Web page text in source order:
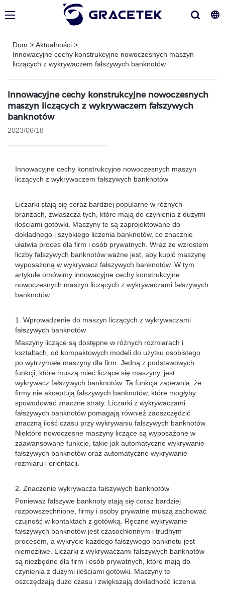
Dom > Aktualności >
Innowacyjne cechy konstrukcyjne nowoczesnych maszyn
liczących z wykrywaczem fałszywych banknotów
Innowacyjne cechy konstrukcyjne nowoczesnych
maszyn liczących z wykrywaczem fałszywych
banknotów
2023/06/18
Innowacyjne cechy konstrukcyjne nowoczesnych maszyn
liczących z wykrywaczem fałszywych banknotów
Liczarki stają się coraz bardziej popularne w różnych
branżach, zwłaszcza tych, które mają do czynienia z dużymi
ilościami gotówki. Maszyny te są zaprojektowane do
dokładnego i szybkiego liczenia banknotów, co znacznie
ułatwia proces dla firm i osób prywatnych. Wraz ze wzrostem
liczby fałszywych banknotów ważne jest, aby kupić maszynę
wyposażoną w wykrywacz fałszywych banknotów. W tym
artykule omówimy innowacyjne cechy konstrukcyjne
nowoczesnych maszyn liczących z wykrywaczami fałszywych
banknotów.
1. Wprowadzenie do maszyn liczących z wykrywaczami
fałszywych banknotów
Maszyny liczące są dostępne w różnych rozmiarach i
kształtach, od kompaktowych modeli do użytku osobistego
po wytrzymałe maszyny dla firm. Jedną z podstawowych
funkcji, które muszą mieć liczące się maszyny, jest
wykrywacz fałszywych banknotów. Ta funkcja zapewnia, że ​​
firmy nie akceptują fałszywych banknotów, które mogłyby
spowodować znaczne straty. Liczarki z wykrywaczami
fałszywych banknotów pomagają również zaoszczędzić
znaczną ilość czasu przy wykrywaniu fałszywych banknotów.
Niektóre nowoczesne maszyny liczące są wyposażone w
zaawansowane funkcje, takie jak automatyczne wykrywanie
fałszywych banknotów oraz automatyczne wykrywanie
rozmiaru i orientacji.
2. Znaczenie wykrywacza fałszywych banknotów
Ponieważ fałszywe banknoty stają się coraz bardziej
rozpowszechnione, firmy i osoby prywatne muszą zachować
czujność w kontaktach z gotówką. Ręczne wykrywanie
fałszywych banknotów jest czasochłonnym i trudnym
procesem, a wykrycie każdego fałszywego banknotu jest
niemożliwe. Liczarki z wykrywaczami fałszywych banknotów
są niezbędne dla firm i osób prywatnych, które mają do
czynienia z dużymi ilościami gotówki. Maszyny te
oszczędzają dużo czasu i zwiększają dokładność liczenia